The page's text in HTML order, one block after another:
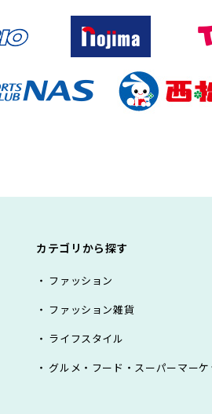
カテゴリから探す
ファッション
ファッション雑貨
ライフスタイル
グルメ・フード・スーパーマー